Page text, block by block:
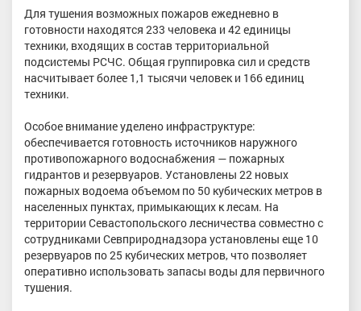
Для тушения возможных пожаров ежедневно в
готовности находятся 233 человека и 42 единицы
техники, входящих в состав территориальной
подсистемы РСЧС. Общая группировка сил и средств
насчитывает более 1,1 тысячи человек и 166 единиц
техники.
Особое внимание уделено инфраструктуре:
обеспечивается готовность источников наружного
противопожарного водоснабжения — пожарных
гидрантов и резервуаров. Установлены 22 новых
пожарных водоема объемом по 50 кубических метров в
населенных пунктах, примыкающих к лесам. На
территории Севастопольского лесничества совместно с
сотрудниками Севприроднадзора установлены еще 10
резервуаров по 25 кубических метров, что позволяет
оперативно использовать запасы воды для первичного
тушения.